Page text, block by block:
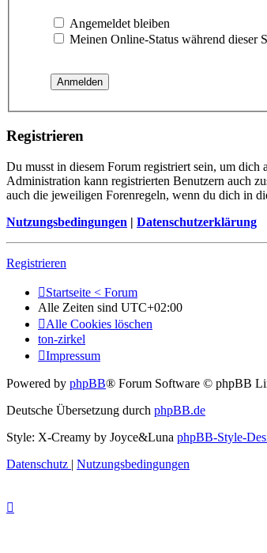
Angemeldet bleiben
Meinen Online-Status während dieser
Registrieren
Du musst in diesem Forum registriert sein, um
Administration kann registrierten Benutzern auch
auch die jeweiligen Forenregeln, wenn du dich in
Nutzungsbedingungen | Datenschutzerklärung
Registrieren
Startseite < Forum
Alle Zeiten sind UTC+02:00
Alle Cookies löschen
ton-zirkel
Impressum
Powered by phpBB® Forum Software © phpBB
Deutsche Übersetzung durch phpBB.de
Style: X-Creamy by Joyce&Luna phpBB-Style-
Datenschutz | Nutzungsbedingungen